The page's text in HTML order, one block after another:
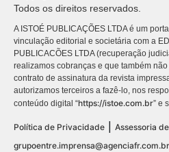
Todos os direitos reservados.
A ISTOÉ PUBLICAÇÕES LTDA é um
vinculação editorial e societária com a
PUBLICACÕES LTDA (recuperação
realizamos cobranças e que também
contrato de assinatura da revista
autorizamos terceiros a fazê-lo, nos
conteúdo digital “https://istoe.com.br” e
Política de Privacidade
Assessoria
grupoentre.imprensa@agenciafr.com.br